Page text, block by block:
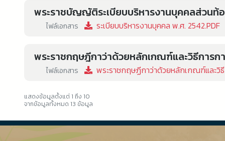
พระราชบัญญัติระเบียบบริหารงานบุคคลส่วนท้
ไฟล์เอกสาร ระเบียบบริหารงานบุคคล พ.ศ. 2542.PDF
พระราชกฤษฎีกาว่าด้วยหลักเกณฑ์และวิธีการ
ไฟล์เอกสาร พระราชกฤษฏีกาว่าด้วยหลักเกณฑ์และวิ
แสดงข้อมูลตั้งแต่ 1 ถึง 10
จากข้อมูลทั้งหมด 13 ข้อมูล